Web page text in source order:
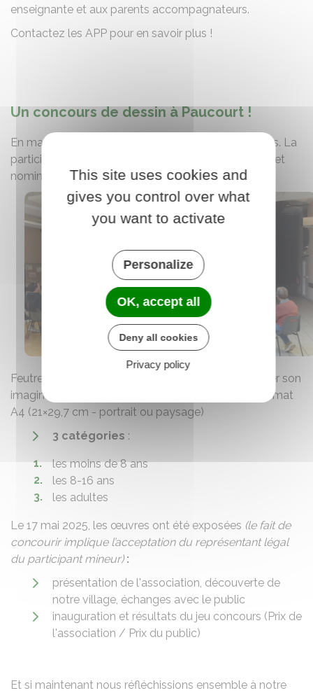
enseignante et aux parents accompagnateurs.
Contactez les APP pour en savoir plus !
Un concours de dessin à Paucourt !
En mai 2025, l'association proposait un jeu concours. La
participation au concours était gratuite, individuelle et
nominative.
Feutres, crayons, peinture… Il suffisait de laisser parler son
imagination et présenter une œuvre originale au format
A4 (21×29,7 cm - portrait ou paysage)
3 catégories :
les moins de 8 ans
les 8-16 ans
les adultes
Le 17 mai 2025, les œuvres ont été exposées (le fait de
concourir implique l’acceptation du représentant légal
du participant mineur):
présentation de l'association, découverte de
notre village, échanges avec le public
inauguration et résultats du jeu concours (Prix de
l'association / Prix du public)
Et si maintenant nous réfléchissions ensemble à notre
This site uses cookies and
gives you control over what
you want to activate
Personalize
OK, accept all
Deny all cookies
Privacy policy